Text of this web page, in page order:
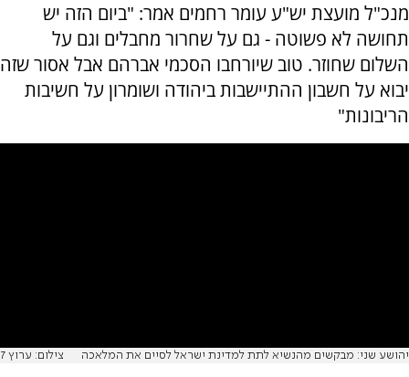
מנכ"ל מועצת יש"ע עומר רחמים אמר: "ביום הזה יש
תחושה לא פשוטה - גם על שחרור מחבלים וגם על
השלום שחוזר. טוב שיורחבו הסכמי אברהם אבל אסור שזה
יבוא על חשבון ההתיישבות ביהודה ושומרון על חשיבות
הריבונות"
יהושע שני: מבקשים מהנשיא לתת למדינת ישראל לסיים את המלאכה צילום: ערוץ 7